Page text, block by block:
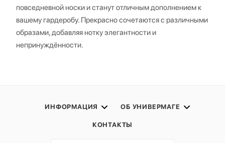
повседневной носки и станут отличным дополнением к
вашему гардеробу. Прекрасно сочетаются с различными
образами, добавляя нотку элегантности и
непринуждённости.
ИНФОРМАЦИЯ ОБ УНИВЕРМАГЕ
КОНТАКТЫ